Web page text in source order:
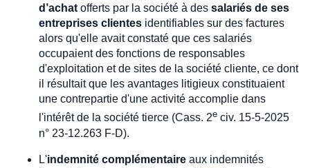
d’achat offerts par la société à des salariés de ses
entreprises clientes identifiables sur des factures
alors qu'elle avait constaté que ces salariés
occupaient des fonctions de responsables
d'exploitation et de sites de la société cliente, ce dont
il résultait que les avantages litigieux constituaient
une contrepartie d'une activité accomplie dans
l'intérêt de la société tierce (Cass. 2e civ. 15-5-2025
n° 23-12.263 F-D).
L'indemnité complémentaire aux indemnités